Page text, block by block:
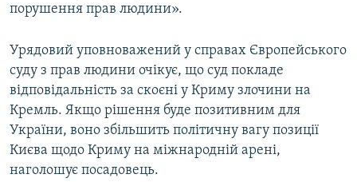
порушення прав людини».
Урядовий уповноважений у справах Європейського
суду з прав людини очікує, що суд покладе
відповідальність за скоєні у Криму злочини на
Кремль. Якщо рішення буде позитивним для
України, воно збільшить політичну вагу позиції
Києва щодо Криму на міжнародній арені,
наголошує посадовець.